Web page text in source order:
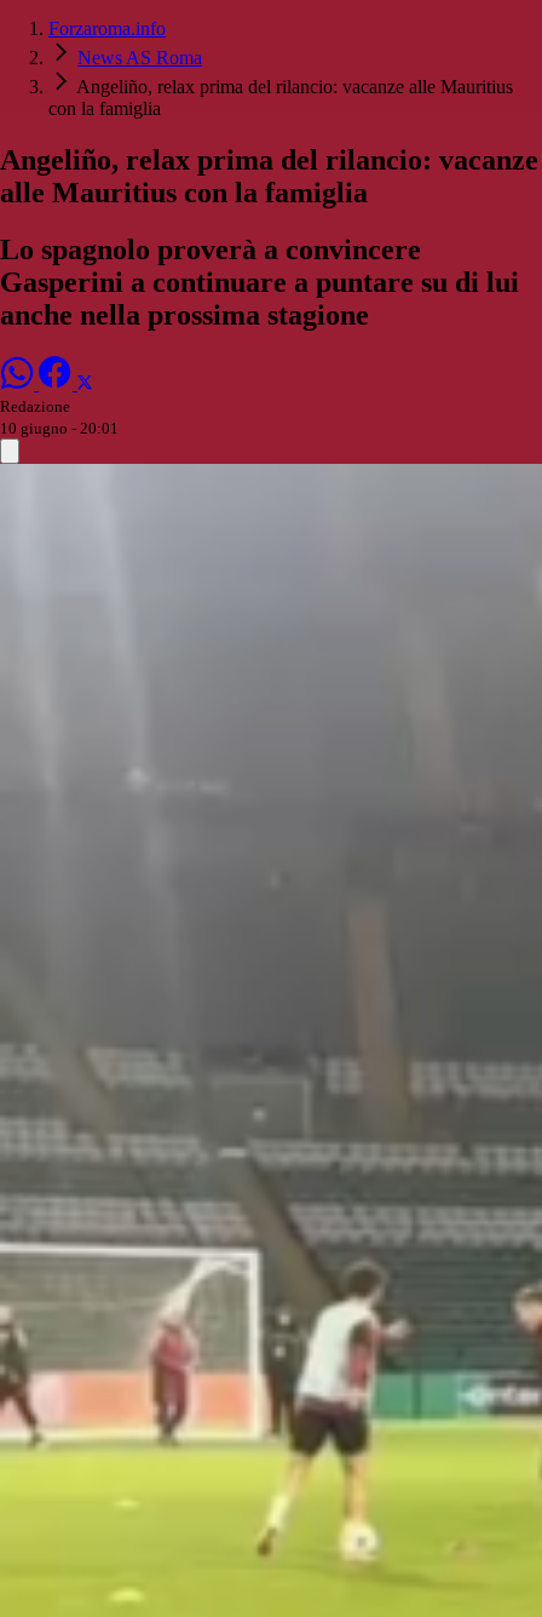
Forzaroma.info
News AS Roma
Angeliño, relax prima del rilancio: vacanze alle Mauritius
con la famiglia
Angeliño, relax prima del rilancio: vacanze
alle Mauritius con la famiglia
Lo spagnolo proverà a convincere
Gasperini a continuare a puntare su di lui
anche nella prossima stagione
Redazione
10 giugno - 20:01